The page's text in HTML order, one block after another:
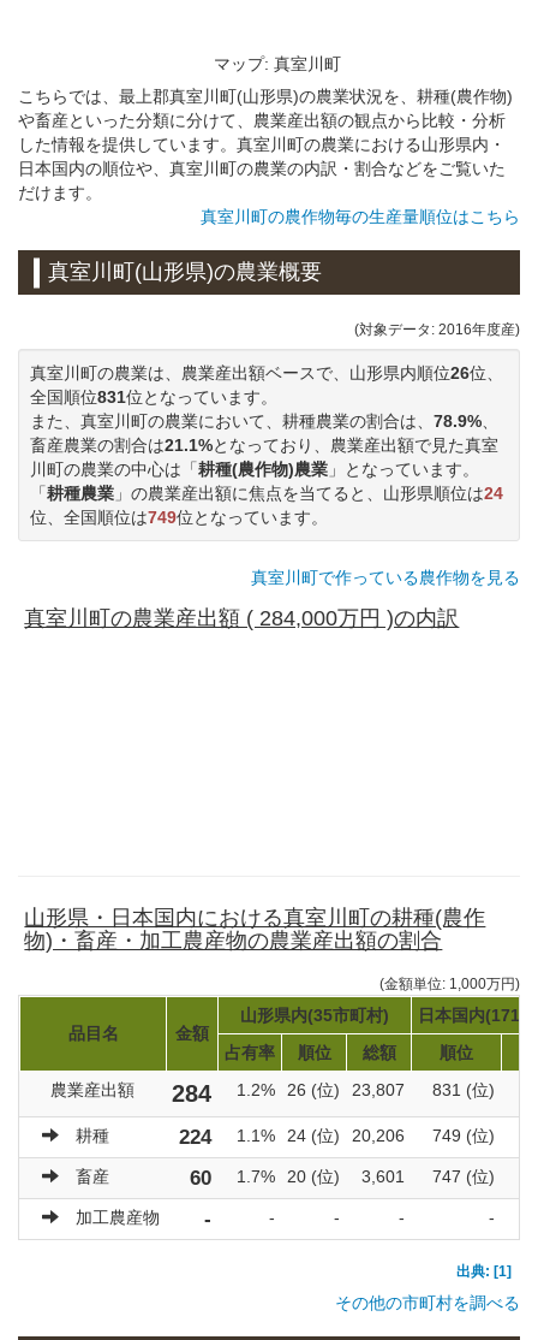
マップ: 真室川町
こちらでは、最上郡真室川町(山形県)の農業状況を、耕種(農作物)
や畜産といった分類に分けて、農業産出額の観点から比較・分析
した情報を提供しています。真室川町の農業における山形県内・
日本国内の順位や、真室川町の農業の内訳・割合などをご覧いた
だけます。
真室川町の農作物毎の生産量順位はこちら
真室川町(山形県)の農業概要
(対象データ: 2016年度産)
真室川町の農業は、農業産出額ベースで、山形県内順位26位、
全国順位831位となっています。
また、真室川町の農業において、耕種農業の割合は、 78.9%
畜産農業の割合は21.1%となっており、農業産出額で見た真室
川町の農業の中心は「耕種(農作物)農業 」となっています。
「耕種農業 」の農業産出額に焦点を当てると、山形県順位は24
位、全国順位は749位となっています。
真室川町で作っている農作物を見る
真室川町の農業産出額 ( 284,000万円 )の内訳
山形県・日本国内における真室川町の耕種(農作
物)・畜産・加工農産物の農業産出額の割合
(金額単位: 1,000万円)
品目名 金額
山形県内(35市町村)
日本国内(1719
占有率
順位 総額 順位
農業産出額
284 1.2% 26 (位) 23,807 831 (位)
耕種 224 1.1% 24 (位) 20,206 749 (位)
畜産 60 1.7% 20 (位) 3,601 747 (位)
加工農産物 - - - - -
出典: [1]
その他の市町村を調べる